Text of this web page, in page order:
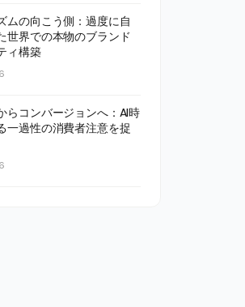
ムの向こう側：過度に自
世界での本物のブランド
ィ構築
らコンバージョンへ：AI時
一過性の消費者注意を捉